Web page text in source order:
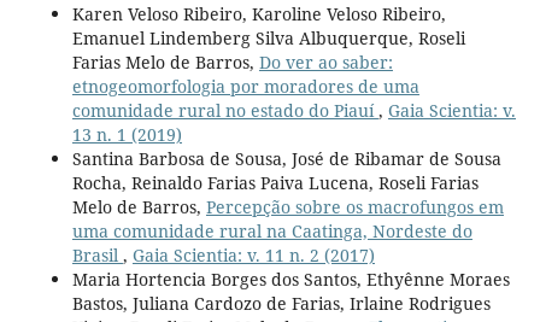
Karen Veloso Ribeiro, Karoline Veloso Ribeiro,
Emanuel Lindemberg Silva Albuquerque, Roseli
Farias Melo de Barros, Do ver ao saber:
etnogeomorfologia por moradores de uma
comunidade rural no estado do Piauí , Gaia Scientia: v.
13 n. 1 (2019)
Santina Barbosa de Sousa, José de Ribamar de Sousa
Rocha, Reinaldo Farias Paiva Lucena, Roseli Farias
Melo de Barros, Percepção sobre os macrofungos em
uma comunidade rural na Caatinga, Nordeste do
Brasil , Gaia Scientia: v. 11 n. 2 (2017)
Maria Hortencia Borges dos Santos, Ethyênne Moraes
Bastos, Juliana Cardozo de Farias, Irlaine Rodrigues